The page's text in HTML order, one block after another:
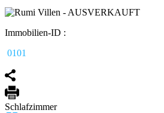
Immobilien-ID :
0101
Schlafzimmer